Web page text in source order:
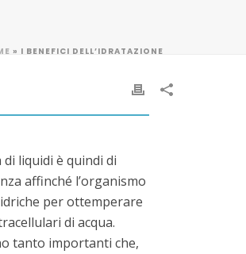
» I BENEFICI DELL’IDRATAZIONE
liquidi è quindi di
affinché l’organismo
per ottemperare
di acqua.
tanto importanti che,